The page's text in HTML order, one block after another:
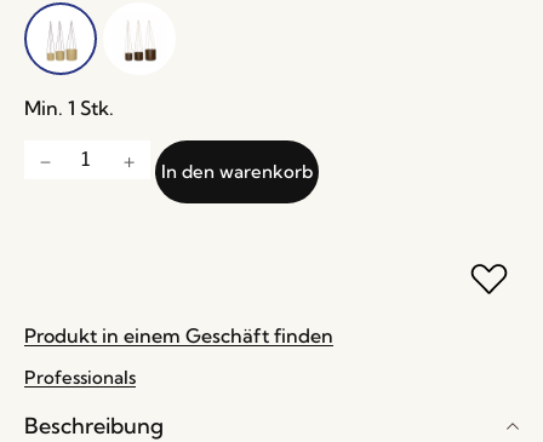
Min. 1 Stk.
In den warenkorb
Produkt in einem Geschäft finden
Professionals
Beschreibung